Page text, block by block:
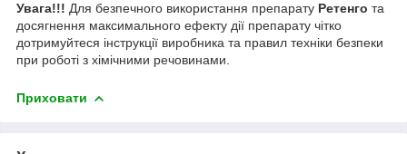
Увага!!! Для безпечного використання препарату Ретенго та
досягнення максимального ефекту дії препарату чітко
дотримуйтеся інструкції виробника та правил техніки безпеки
при роботі з хімічними речовинами.
Приховати